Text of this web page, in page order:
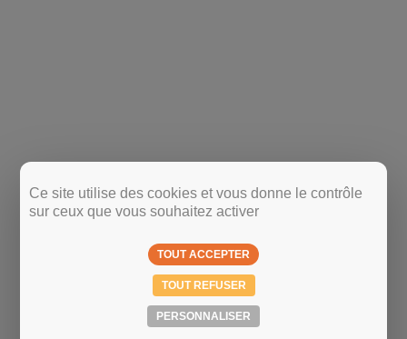
Ce site utilise des cookies et vous donne le contrôle
sur ceux que vous souhaitez activer
TOUT ACCEPTER
TOUT REFUSER
PERSONNALISER